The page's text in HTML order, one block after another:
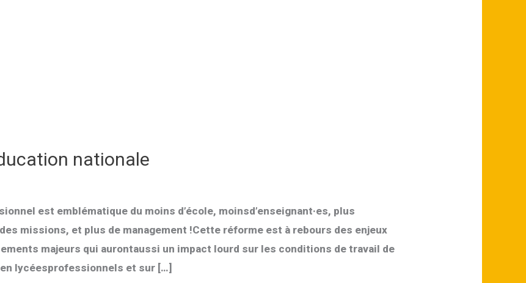
nationale
est emblématique du moins d’école, moinsd’enseignant·es, plus
missions, et plus de management !Cette réforme est à rebours des enjeux
majeurs qui aurontaussi un impact lourd sur les conditions de travail de
lycéesprofessionnels et sur […]